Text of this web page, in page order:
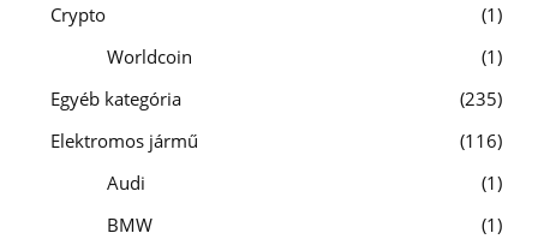
Crypto
1
Worldcoin
1
Egyéb kategória
235
Elektromos jármű
116
Audi
1
BMW
1